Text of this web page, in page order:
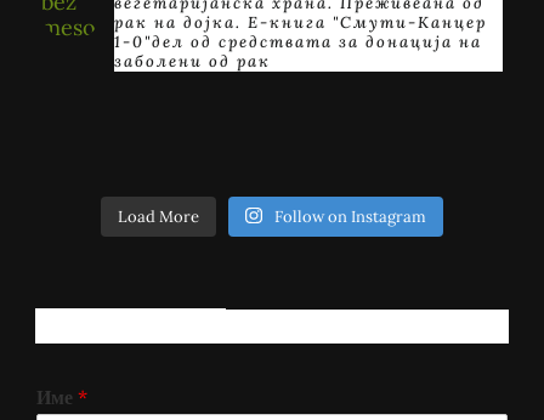
рак на дојка. E-книга "Смути-Канцер
1-0"дел од средствата за донација на
заболени од рак
Load More Follow on Instagram
Име *